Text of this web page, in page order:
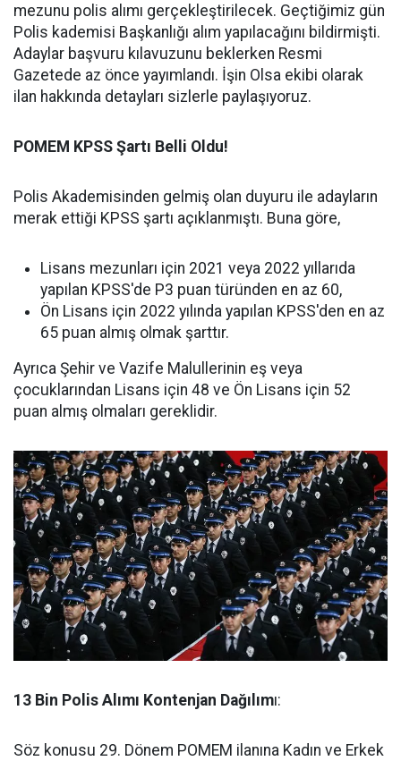
mezunu polis alımı gerçekleştirilecek. Geçtiğimiz gün
Polis kademisi Başkanlığı alım yapılacağını bildirmişti.
Adaylar başvuru kılavuzunu beklerken Resmi
Gazetede az önce yayımlandı. İşin Olsa ekibi olarak
ilan hakkında detayları sizlerle paylaşıyoruz.
POMEM KPSS Şartı Belli Oldu!
Polis Akademisinden gelmiş olan duyuru ile adayların
merak ettiği KPSS şartı açıklanmıştı. Buna göre,
Lisans mezunları için 2021 veya 2022 yıllarıda
yapılan KPSS'de P3 puan türünden en az 60,
Ön Lisans için 2022 yılında yapılan KPSS'den en az
65 puan almış olmak şarttır.
Ayrıca Şehir ve Vazife Malullerinin eş veya
çocuklarından Lisans için 48 ve Ön Lisans için 52
puan almış olmaları gereklidir.
13 Bin Polis Al ımı Kontenjan Dağılımı:
Söz konusu 29. Dönem POMEM ilanına Kadın ve Erkek